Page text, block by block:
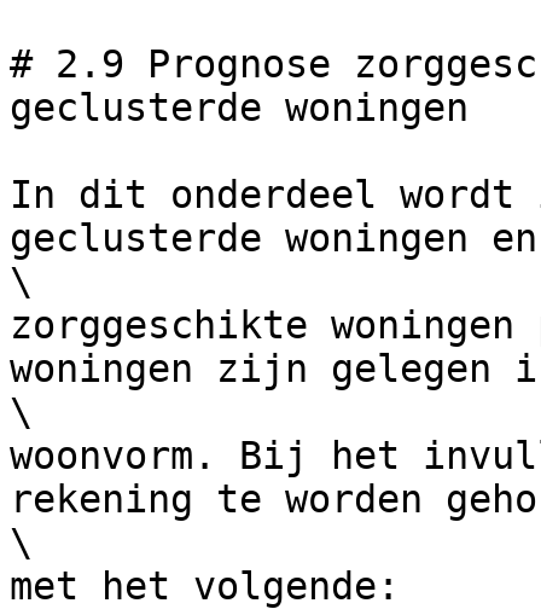
# 2.9 Prognose
geclusterde woningen
In dit onderdeel wordt
geclusterde woningen en
\
zorggeschikte
woningen zijn gelegen
\
woonvorm. Bij het
rekening te worden
\
met het volgende: